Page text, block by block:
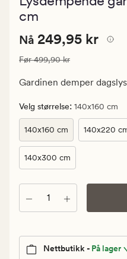
cm
Nåværende
249,95
kr.
pris
499,90
kr
Nåværende pris
Nå 249,95 kr
Vanlig pris 499,90 kr
Før499,90 kr
Gardinen demper
Velg størrelse: 140x160 cm
140x160 cm 140x220
140x300 cm
Antall
Nettbutikk - På lager